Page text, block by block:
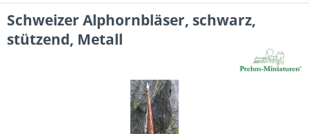
Schweizer Alphornbläser, schwarz,
stützend, Metall